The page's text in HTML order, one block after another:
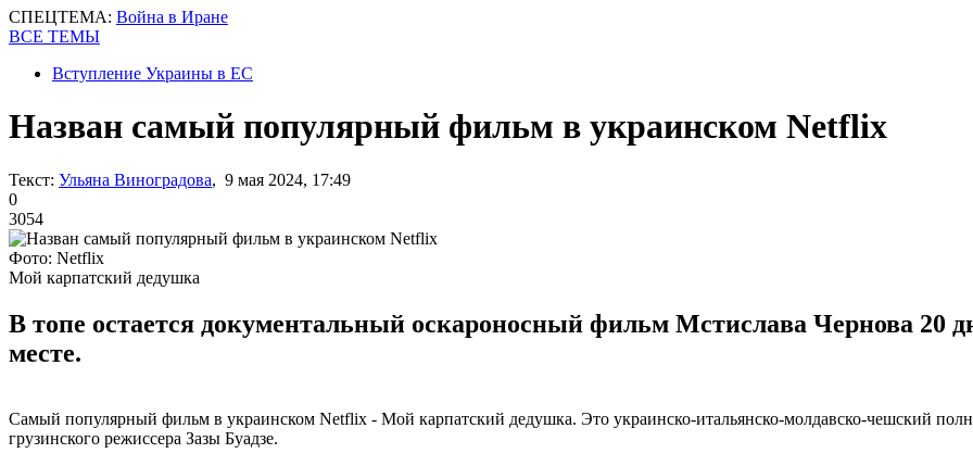
СПЕЦТЕМА: Война в Иране
ВСЕ ТЕМЫ
Вступление Украины в ЕС
Назван самый популярный фильм в украинском Netfliх
Текст: Ульяна Виноградова, 9 мая 2024, 17:49
0
3054
Фото: Netfliх
Мой карпатский дедушка
В топе остается документальный оскароносный фильм Мстислава Чернова 20
месте.
Самый популярный фильм в украинском Netflix - Мой карпатский дедушка. Это украинско-итальянско-молдавско-чешский
грузинского режиссера Зазы Буадзе.